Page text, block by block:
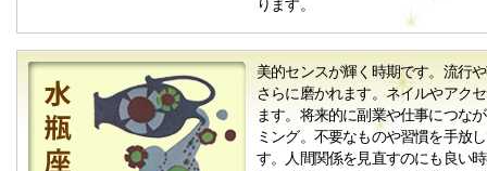
ります。
美的センスが輝く時期です。流行
さらに磨かれます。ネイルやアク
ます。将来的に副業や仕事につな
ミング。不要なものや習慣を手放
す。人間関係を見直すのにも良い